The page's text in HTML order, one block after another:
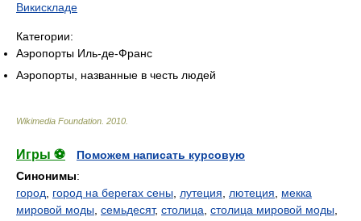
Викискладе
Категории:
Аэропорты Иль-де-Франс
Аэропорты, названные в честь людей
Wikimedia Foundation 2010
Игры ⚽
Поможем написать курсовую
Синонимы:
город, город на берегах сены, лутеция, лютеция, мекка
мировой моды, семьдесят, столица, столица мировой моды,